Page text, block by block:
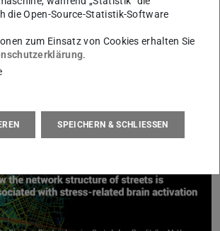
die Open-Source-Statistik-Software
zum Einsatz von Cookies erhalten Sie
.
SPEICHERN & SCHLIESSEN